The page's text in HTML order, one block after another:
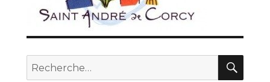
Recherche
pour :